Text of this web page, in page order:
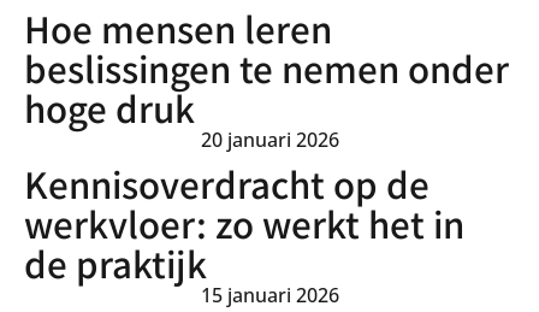
Hoe mensen leren
beslissingen te nemen onder
hoge druk
20 januari 2026
Kennisoverdracht op de
werkvloer: zo werkt het in
de praktijk
15 januari 2026